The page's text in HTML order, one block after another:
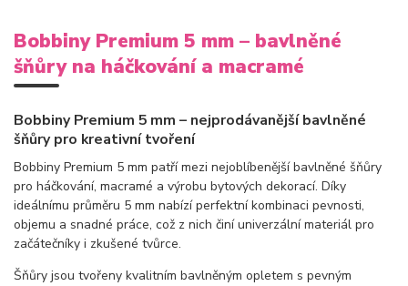
Bobbiny Premium 5 mm – bavlněné
šňůry na háčkování a macramé
Bobbiny Premium 5 mm – nejprodávanější bavlněné
šňůry pro kreativní tvoření
Bobbiny Premium 5 mm patří mezi nejoblíbenější bavlněné šňůry
pro háčkování, macramé a výrobu bytových dekorací. Díky
ideálnímu průměru 5 mm nabízí perfektní kombinaci pevnosti,
objemu a snadné práce, což z nich činí univerzální materiál pro
začátečníky i zkušené tvůrce.
Šňůry jsou tvořeny kvalitním bavlněným opletem s pevným